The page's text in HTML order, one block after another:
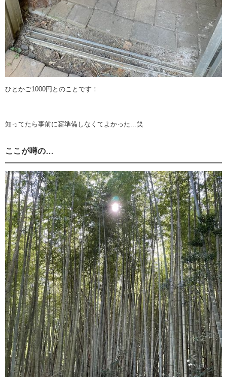
ひとかご1000円とのことです！
知ってたら事前に薪準備しなくてよかった…笑
ここが噂の…